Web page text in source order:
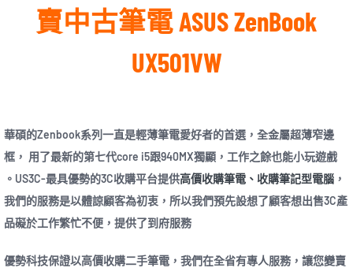
iMCheck APP
MSI 舊換新
最新資訊
聯絡我們
賣中古筆電 ASUS ZenBook
UX501VW
華碩的Zenbook系列一直是輕薄筆電愛好者的首選，全金屬超薄窄邊
框， 用了最新的第七代core i5跟940MX獨顯，工作之餘也能小玩遊戲
。US3C-最具優勢的3C收購平台提供高價收購筆電、收購筆記型電腦 ，
我們的服務是以體諒顧客為初衷，所以我們預先設想了顧客想出售3C產
品礙於工作繁忙不便，提供了到府服務
優勢科技保證以高價收購二手筆電，我們在全省有專人服務，讓您變賣